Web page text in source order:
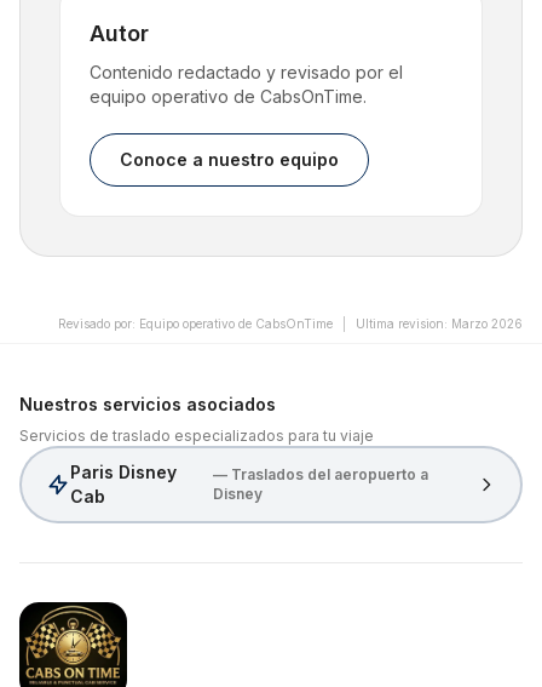
Autor
Contenido redactado y revisado por el
equipo operativo de CabsOnTime.
Conoce a nuestro equipo
Revisado por: Equipo operativo de CabsOnTime Ultima revision: Marzo 2026
Nuestros servicios asociados
Servicios de traslado especializados para tu viaje
Paris Disney
Cab
— Traslados del aeropuerto a
Disney
CabsOnTime